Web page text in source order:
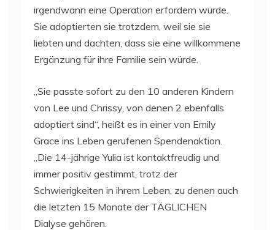
irgendwann eine Operation erfordern würde.
Sie adoptierten sie trotzdem, weil sie sie
liebten und dachten, dass sie eine willkommene
Ergänzung für ihre Familie sein würde.
„Sie passte sofort zu den 10 anderen Kindern
von Lee und Chrissy, von denen 2 ebenfalls
adoptiert sind“, heißt es in einer von Emily
Grace ins Leben gerufenen Spendenaktion.
„Die 14-jährige Yulia ist kontaktfreudig und
immer positiv gestimmt, trotz der
Schwierigkeiten in ihrem Leben, zu denen auch
die letzten 15 Monate der TÄGLICHEN
Dialyse gehören.